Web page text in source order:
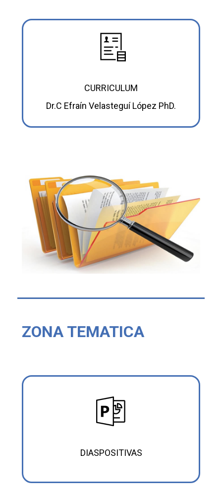
CURRICULUM
Dr.C Efraín Velasteguí López PhD.
ZONA TEMATICA
DIASPOSITIVAS